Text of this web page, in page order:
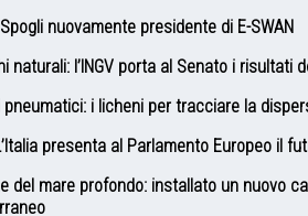
Spogli nuovamente presidente di E-SWAN
naturali: l’INGV porta al Senato i risultati
pneumatici: i licheni per tracciare la
L’Italia presenta al Parlamento Europeo il
del mare profondo: installato un nuovo